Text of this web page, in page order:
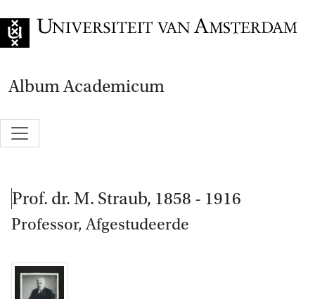
Album Academicum
prof. dr. M. Straub, 1858 - 1916
Professor, Afgestudeerde